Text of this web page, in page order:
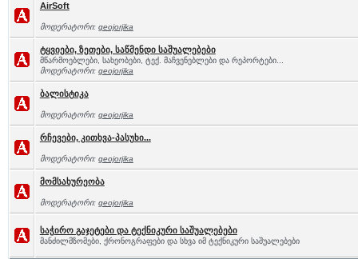
AirSoft
მოდერატორი: geojorjika
ტყვიები, ზეთები, საწმენდი საშუალებები
მწარმოებლები, სახეობები, ტექ. მაჩვენებლები და რეპორტები...
მოდერატორი: geojorjika
ბალისტიკა
მოდერატორი: geojorjika
რჩევები, კითხვა-პასუხი...
მოდერატორი: geojorjika
მომსახურეობა
მოდერატორი: geojorjika
საჭირო გაჯეტები და ტექნიკური საშუალებები
მანძილმზომები, ქრონოგრაფები და სხვა იმ ტექნიკური საშუალებები